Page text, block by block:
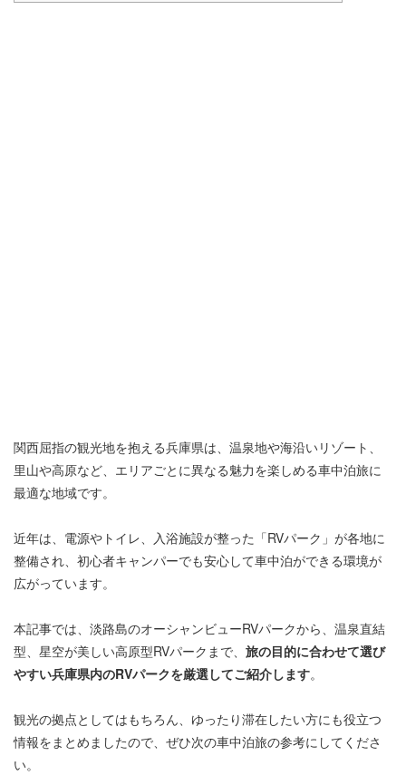
関西屈指の観光地を抱える兵庫県は、温泉地や海沿いリゾート、
里山や高原など、エリアごとに異なる魅力を楽しめる車中泊旅に
最適な地域です。
近年は、電源やトイレ、入浴施設が整った「RVパーク」が各地に
整備され、初心者キャンパーでも安心して車中泊ができる環境が
広がっています。
本記事では、淡路島のオーシャンビューRVパークから、温泉直結
型、星空が美しい高原型RVパークまで、 旅の目的に合わせて選び
やすい兵庫県内のRVパークを厳選してご紹介します。
観光の拠点としてはもちろん、ゆったり滞在したい方にも役立つ
情報をまとめましたので、ぜひ次の車中泊旅の参考にしてくださ
い。